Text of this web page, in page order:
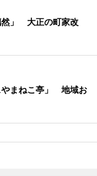
然」 大正の町家改
やまねこ亭」 地域お